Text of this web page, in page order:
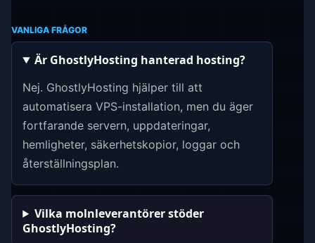
VANLIGA FRÅGOR
Är GhostlyHosting hanterad hosting?
Nej. GhostlyHosting hjälper till att
automatisera VPS-installation, men du äger
fortfarande servern, uppdateringar,
hemligheter, säkerhetskopior, loggar och
återställningsplan.
Vilka molnleverantörer stöder
GhostlyHosting?